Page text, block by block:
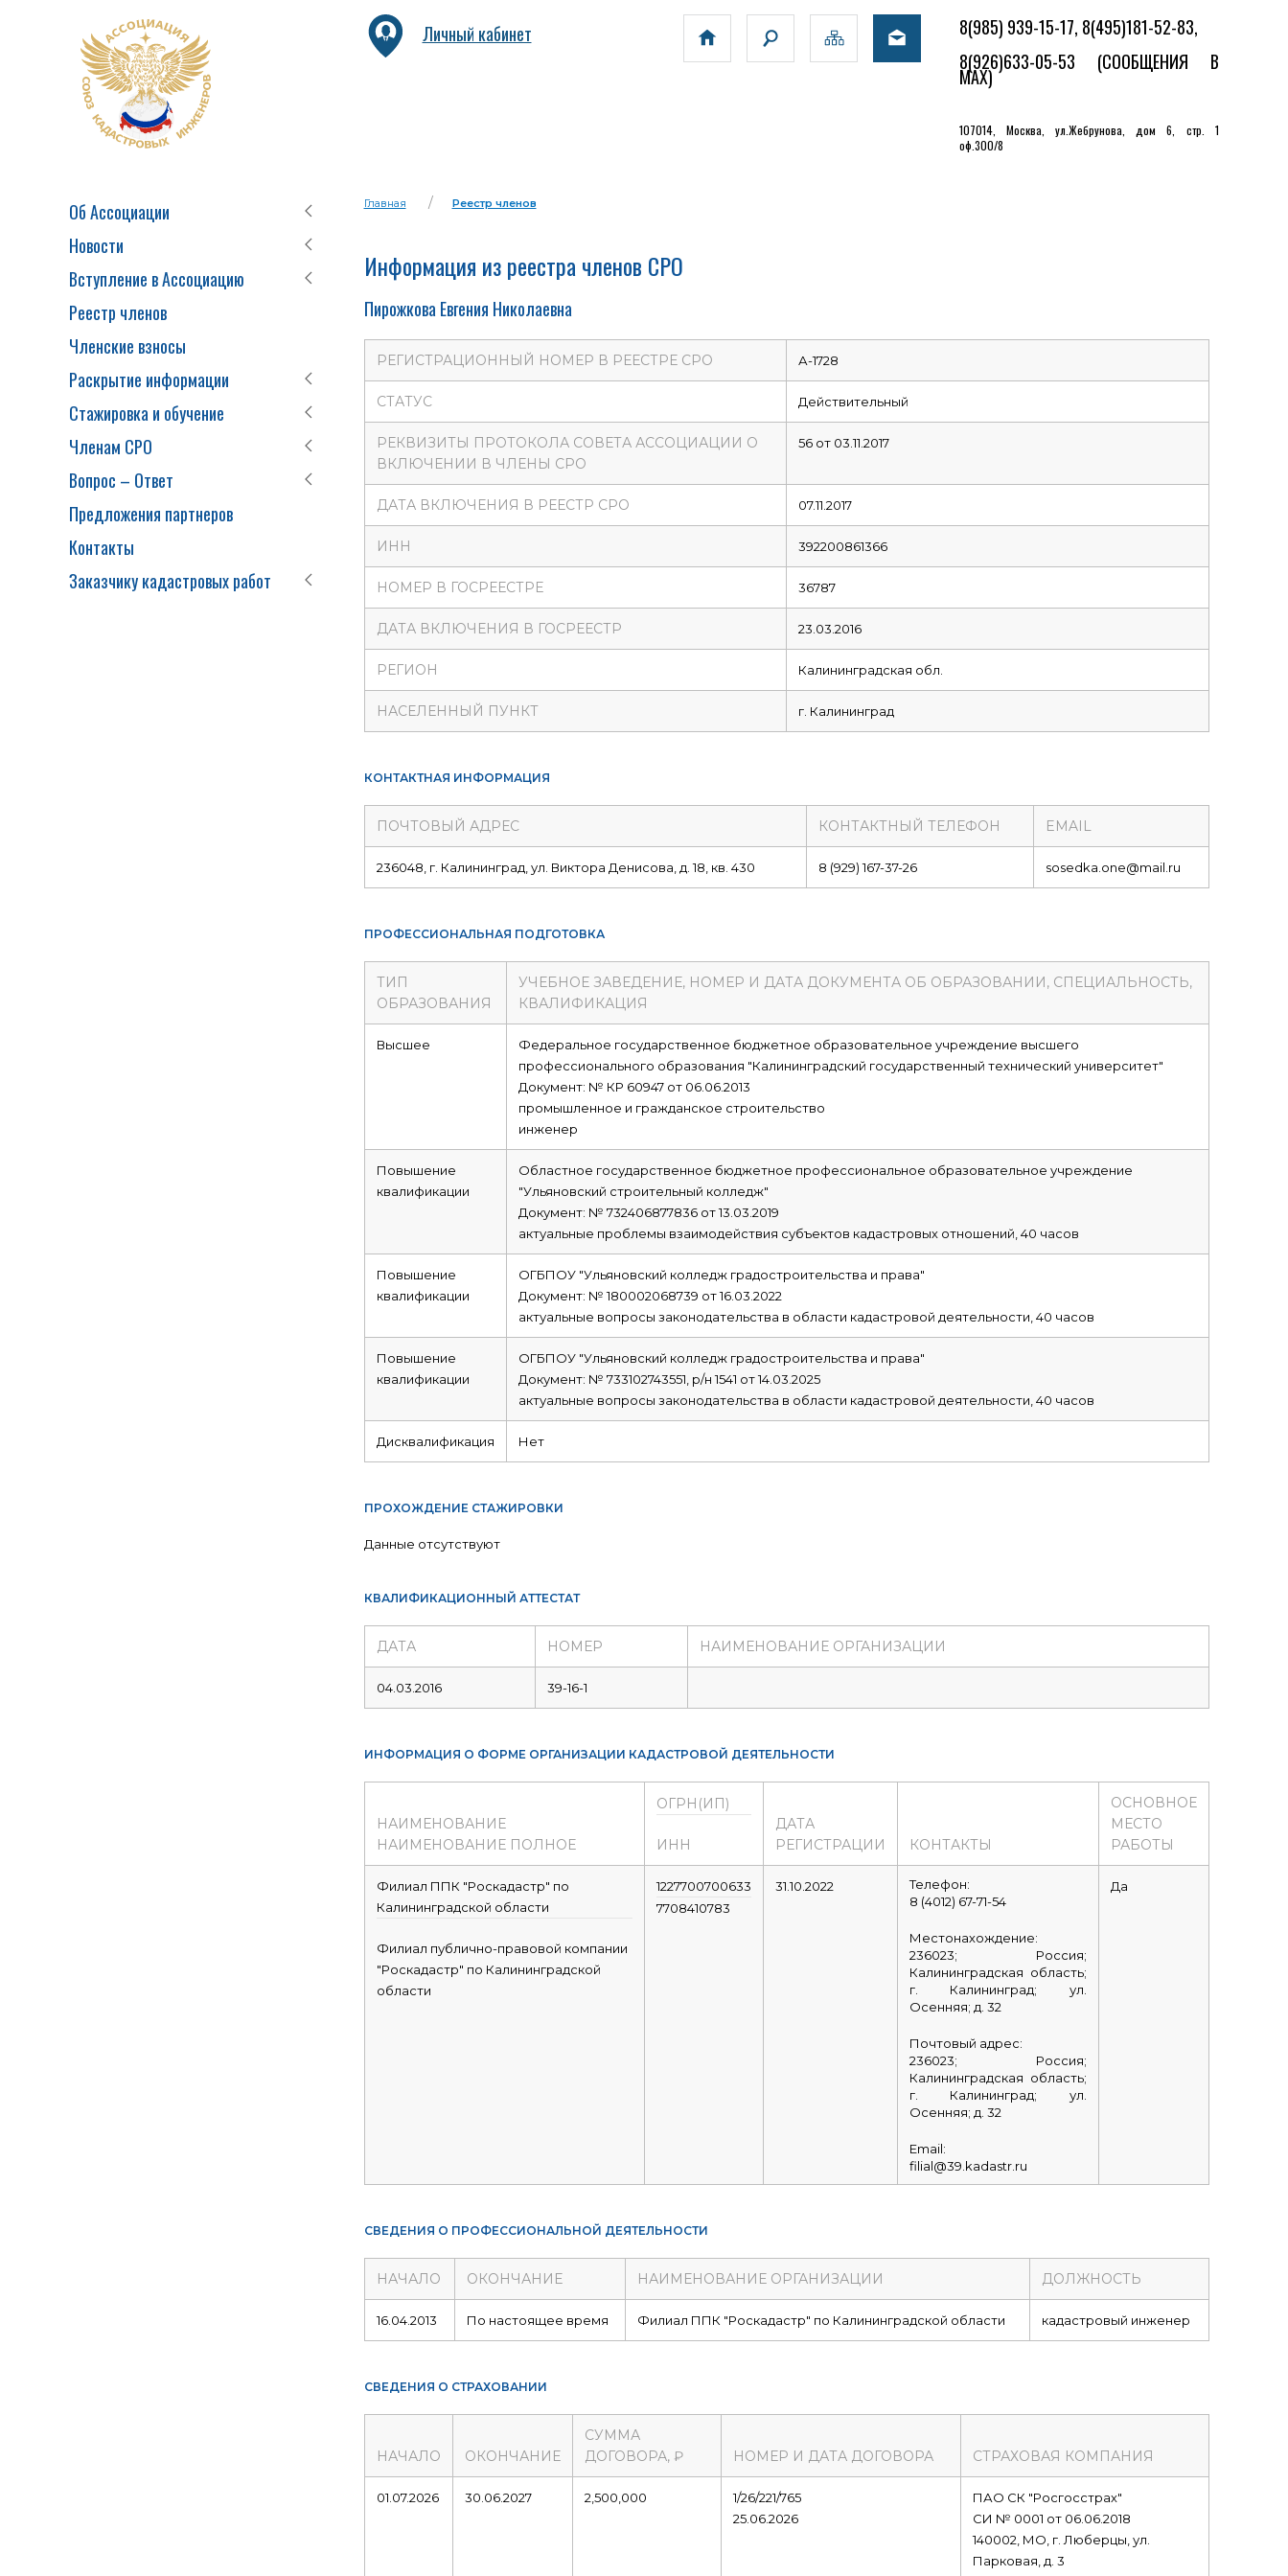
Об Ассоциации
Новости
Вступление в Ассоциацию
Реестр членов
Членские взносы
Раскрытие информации
Стажировка и обучение
Членам СРО
Вопрос – Ответ
Предложения партнеров
Контакты
Заказчику кадастровых работ
Личный кабинет
8(985) 939-15-17, 8(495)181-52-83,
8(926)633-05-53 (СООБЩЕНИЯ В
MAX)
107014, Москва, ул.Жебрунова, дом 6, стр. 1
оф.300/8
Главная Реестр членов
Информация из реестра членов СРО
Пирожкова Евгения Николаевна
РЕГИСТРАЦИОННЫЙ НОМЕР В РЕЕСТРЕ СРО А-1728
СТАТУС Действительный
РЕКВИЗИТЫ ПРОТОКОЛА СОВЕТА АССОЦИАЦИИ О
ВКЛЮЧЕНИИ В ЧЛЕНЫ СРО
56 от 03.11.2017
ДАТА ВКЛЮЧЕНИЯ В РЕЕСТР СРО 07.11.2017
ИНН 392200861366
НОМЕР В ГОСРЕЕСТРЕ 36787
ДАТА ВКЛЮЧЕНИЯ В ГОСРЕЕСТР 23.03.2016
РЕГИОН Калининградская обл.
НАСЕЛЕННЫЙ ПУНКТ г. Калининград
КОНТАКТНАЯ ИНФОРМАЦИЯ
ПОЧТОВЫЙ АДРЕС КОНТАКТНЫЙ ТЕЛЕФОН EMAIL
236048, г. Калининград, ул. Виктора Денисова, д. 18, кв. 430 8 (929) 167-37-26 sosedka.one@mail.ru
ПРОФЕССИОНАЛЬНАЯ ПОДГОТОВКА
ТИП
ОБРАЗОВАНИЯ
УЧЕБНОЕ ЗАВЕДЕНИЕ, НОМЕР И ДАТА ДОКУМЕНТА ОБ ОБРАЗОВАНИИ, СПЕЦИАЛЬНОСТЬ,
КВАЛИФИКАЦИЯ
Высшее
Федеральное государственное бюджетное образовательное учреждение высшего
профессионального образования "Калининградский государственный технический университет"
Документ: № КР 60947 от 06.06.2013
промышленное и гражданское строительство
инженер
Повышение
квалификации
Областное государственное бюджетное профессиональное образовательное учреждение
"Ульяновский строительный колледж"
Документ: № 732406877836 от 13.03.2019
актуальные проблемы взаимодействия субъектов кадастровых отношений, 40 часов
Повышение
квалификации
ОГБПОУ "Ульяновский колледж градостроительства и права"
Документ: № 180002068739 от 16.03.2022
актуальные вопросы законодательства в области кадастровой деятельности, 40 часов
Повышение
квалификации
ОГБПОУ "Ульяновский колледж градостроительства и права"
Документ: № 733102743551, р/н 1541 от 14.03.2025
актуальные вопросы законодательства в области кадастровой деятельности, 40 часов
Дисквалификация Нет
ПРОХОЖДЕНИЕ СТАЖИРОВКИ
Данные отсутствуют
КВАЛИФИКАЦИОННЫЙ АТТЕСТАТ
ДАТА НОМЕР НАИМЕНОВАНИЕ ОРГАНИЗАЦИИ
04.03.2016 39-16-1
ИНФОРМАЦИЯ О ФОРМЕ ОРГАНИЗАЦИИ КАДАСТРОВОЙ ДЕЯТЕЛЬНОСТИ
НАИМЕНОВАНИЕ
НАИМЕНОВАНИЕ ПОЛНОЕ
ОГРН(ИП)
ИНН
ДАТА
РЕГИСТРАЦИИ
КОНТАКТЫ
ОСНОВНОЕ
МЕСТО
РАБОТЫ
Филиал ППК "Роскадастр" по
Калининградской области
Филиал публично-правовой компании
"Роскадастр" по Калининградской
области
1227700700633
7708410783
31.10.2022
Телефон:
8 (4012) 67-71-54
Местонахождение:
236023; Россия;
Калининградская область;
г. Калининград; ул.
Осенняя; д. 32
Почтовый адрес:
236023; Россия;
Калининградская область;
г. Калининград; ул.
Осенняя; д. 32
Email:
filial@39.kadastr.ru
Да
СВЕДЕНИЯ О ПРОФЕССИОНАЛЬНОЙ ДЕЯТЕЛЬНОСТИ
НАЧАЛО ОКОНЧАНИЕ НАИМЕНОВАНИЕ ОРГАНИЗАЦИИ ДОЛЖНОСТЬ
16.04.2013 По настоящее время Филиал ППК "Роскадастр" по Калининградской области кадастровый инженер
СВЕДЕНИЯ О СТРАХОВАНИИ
НАЧАЛО ОКОНЧАНИЕ
СУММА
ДОГОВОРА, ₽
НОМЕР И ДАТА ДОГОВОРА СТРАХОВАЯ КОМПАНИЯ
01.07.2026 30.06.2027 2,500,000
1/26/221/765
25.06.2026
ПАО СК "Росгосстрах"
СИ № 0001 от 06.06.2018
140002, МО, г. Люберцы, ул.
Парковая, д. 3